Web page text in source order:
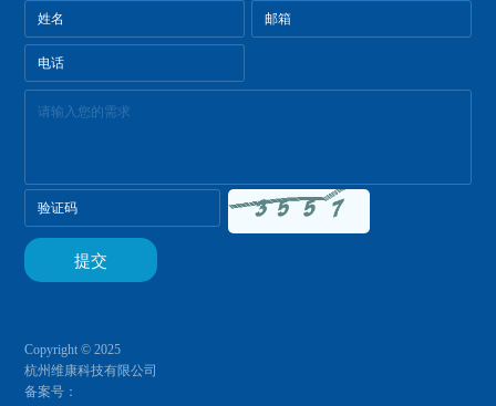
Copyright © 2025
杭州维康科技有限公司
备案号：